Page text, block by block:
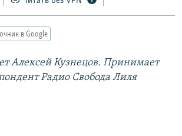
в Google
Алексей Кузнецов. Принимает
Радио Свобода Лиля